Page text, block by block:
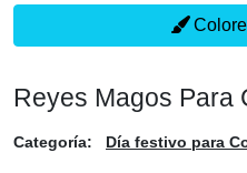
Reyes Magos Para
Categoría: Día festivo para